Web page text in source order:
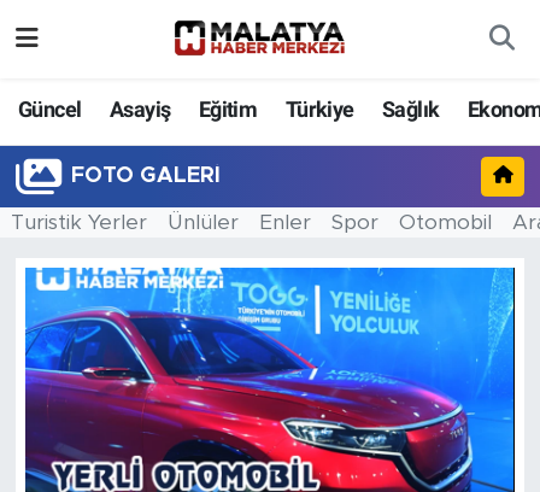
Güncel Asayiş Eğitim Türkiye Sağlık
FOTO GALERI
Turistik Yerler Ünlüler Enler Spor Otomobil
Eğitim
Türkiye
Sağlık
Ekonomi
Güncel
Kültür